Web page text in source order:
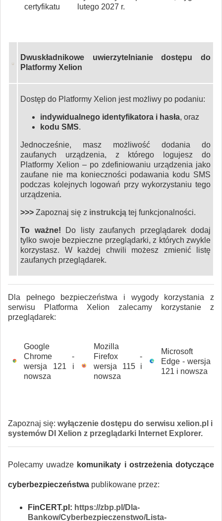
certyfikatu
lutego 2027 r.
Dwuskładnikowe uwierzytelnianie dostępu do
Platformy Xelion
Dostęp do Platformy Xelion jest możliwy po podaniu:
indywidualnego identyfikatora i hasła, oraz
kodu SMS.
Jednocześnie, masz możliwość dodania do
zaufanych urządzenia, z którego logujesz do
Platformy Xelion – po zdefiniowaniu urządzenia jako
zaufane nie ma konieczności podawania kodu SMS
podczas kolejnych logowań przy wykorzystaniu tego
urządzenia.
>>> Zapoznaj się z instrukcją tej funkcjonalności.
To ważne! Do listy zaufanych przeglądarek dodaj
tylko swoje bezpieczne przeglądarki, z których zwykle
korzystasz. W każdej chwili możesz zmienić listę
zaufanych przeglądarek.
Dla pełnego bezpieczeństwa i wygody korzystania z
serwisu Platforma Xelion zalecamy korzystanie z
przeglądarek:
Google
Chrome -
wersja 121 i
nowsza
Mozilla
Firefox -
wersja 115 i
nowsza
Microsoft
Edge - wersja
121 i nowsza
Zapoznaj się: wyłączenie dostępu do serwisu xelion.pl i
systemów DI Xelion z przeglądarki Internet Explorer.
Polecamy uwadze komunikaty i ostrzeżenia dotyczące
cyberbezpieczeństwa publikowane przez:
FinCERT.pl: https://zbp.pl/Dla-
Bankow/Cyberbezpieczenstwo/Lista-